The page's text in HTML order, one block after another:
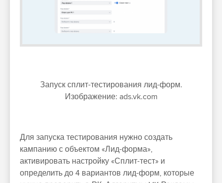
Запуск сплит-тестирования лид-форм.
Изображение: ads.vk.com
Для запуска тестирования нужно создать
кампанию с объектом «Лид-форма»,
активировать настройку «Сплит-тест» и
определить до 4 вариантов лид-форм, которые